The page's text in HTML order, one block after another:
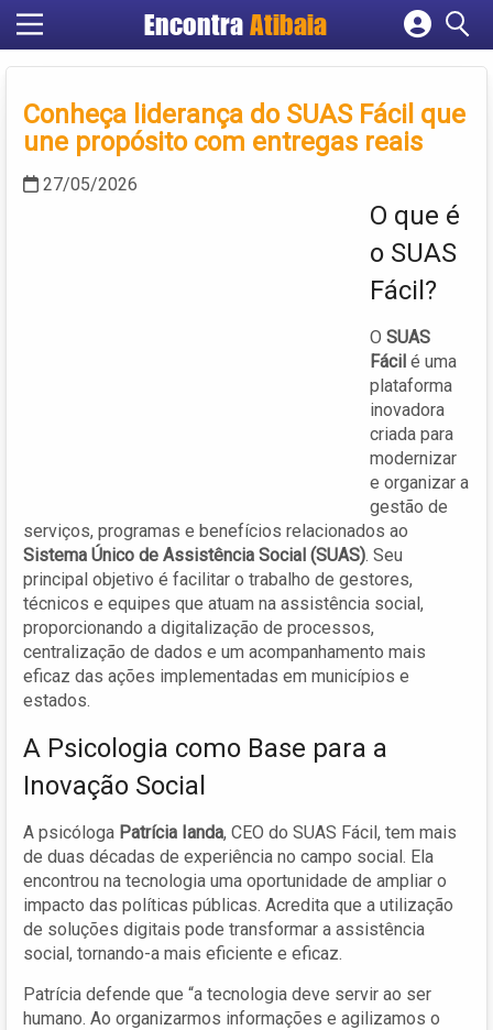
Encontra Atibaia
Cadastrar empresa
Criar conta
Conheça liderança do SUAS Fácil que
une propósito com entregas reais
27/05/2026
O que é
o SUAS
Fácil?
O SUAS
Fácil é uma
plataforma
inovadora
criada para
modernizar
e organizar a
gestão de
serviços, programas e benefícios relacionados ao
Sistema Único de Assistência Social (SUAS). Seu
principal objetivo é facilitar o trabalho de gestores,
técnicos e equipes que atuam na assistência social,
proporcionando a digitalização de processos,
centralização de dados e um acompanhamento mais
eficaz das ações implementadas em municípios e
estados.
A Psicologia como Base para a
Inovação Social
A psicóloga Patrícia Ianda, CEO do SUAS Fácil, tem mais
de duas décadas de experiência no campo social. Ela
encontrou na tecnologia uma oportunidade de ampliar o
impacto das políticas públicas. Acredita que a utilização
de soluções digitais pode transformar a assistência
social, tornando-a mais eficiente e eficaz.
Patrícia defende que “a tecnologia deve servir ao ser
humano. Ao organizarmos informações e agilizamos o